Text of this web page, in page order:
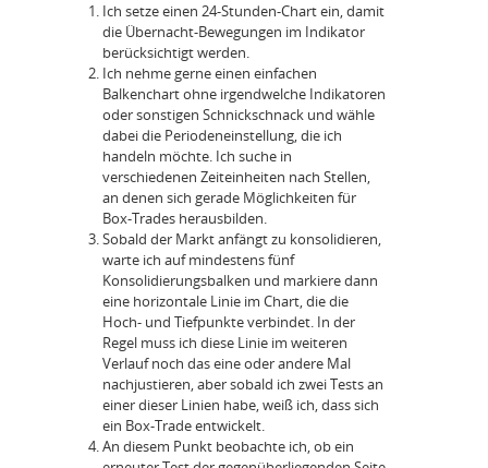
Ich setze einen 24-Stunden-Chart ein, damit
die Übernacht-Bewegungen im Indikator
berücksichtigt werden.
Ich nehme gerne einen einfachen
Balkenchart ohne irgendwelche Indikatoren
oder sonstigen Schnickschnack und wähle
dabei die Periodeneinstellung, die ich
handeln möchte. Ich suche in
verschiedenen Zeiteinheiten nach Stellen,
an denen sich gerade Möglichkeiten für
Box-Trades herausbilden.
Sobald der Markt anfängt zu konsolidieren,
warte ich auf mindestens fünf
Konsolidierungsbalken und markiere dann
eine horizontale Linie im Chart, die die
Hoch- und Tiefpunkte verbindet. In der
Regel muss ich diese Linie im weiteren
Verlauf noch das eine oder andere Mal
nachjustieren, aber sobald ich zwei Tests an
einer dieser Linien habe, weiß ich, dass sich
ein Box-Trade entwickelt.
An diesem Punkt beobachte ich, ob ein